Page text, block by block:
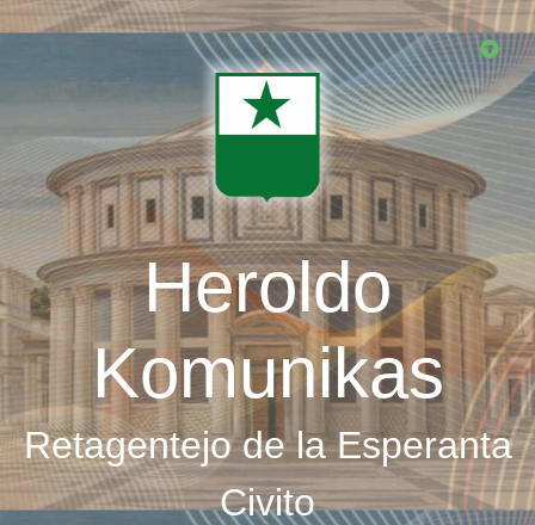
Skip
Heroldo
Komunikas
Retagentejo de la Esperanta
Civito